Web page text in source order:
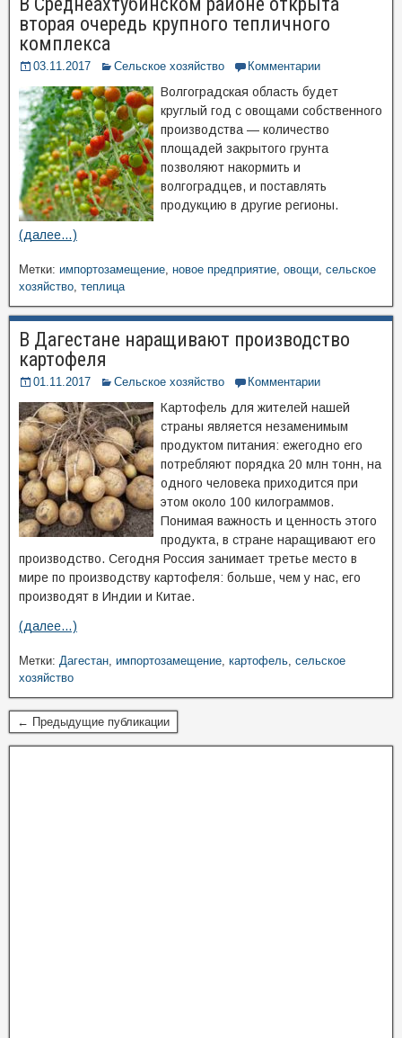
вторая очередь крупного тепличного
комплекса
03.11.2017 Сельское хозяйство Комментарии
Волгоградская область будет
круглый год с овощами собственного
производства — количество
площадей закрытого грунта
позволяют накормить и
волгоградцев, и поставлять
продукцию в другие регионы.
(далее…)
Метки: импортозамещение, новое предприятие, овощи, сельское
хозяйство, теплица
В Дагестане наращивают производство
картофеля
01.11.2017 Сельское хозяйство Комментарии
Картофель для жителей нашей
страны является незаменимым
продуктом питания: ежегодно его
потребляют порядка 20 млн тонн, на
одного человека приходится при
этом около 100 килограммов.
Понимая важность и ценность этого
продукта, в стране наращивают его
производство. Сегодня Россия занимает третье место в
мире по производству картофеля: больше, чем у нас, его
производят в Индии и Китае.
(далее…)
Метки: Дагестан, импортозамещение, картофель, сельское
хозяйство
← Предыдущие публикации